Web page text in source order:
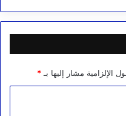
الإلزامية مشار إليها بـ *